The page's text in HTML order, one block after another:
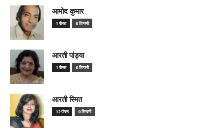
आमोद कुमार
1 पोस्ट 0 टिप्पणी
आरती पांड्या
1 पोस्ट 0 टिप्पणी
आरती स्मित
12 पोस्ट 0 टिप्पणी